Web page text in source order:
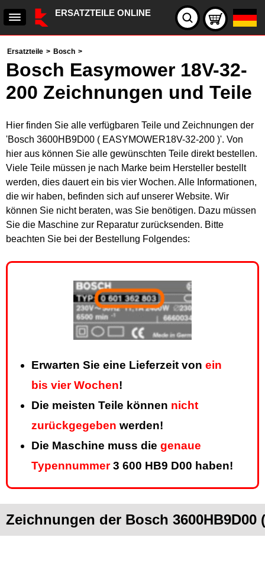
ERSATZTEILE ONLINE
Ersatzteile > Bosch >
Bosch Easymower 18V-32-
200 Zeichnungen und Teile
Hier finden Sie alle verfügbaren Teile und Zeichnungen der
'Bosch 3600HB9D00 ( EASYMOWER18V-32-200 )'. Von
hier aus können Sie alle gewünschten Teile direkt bestellen.
Viele Teile müssen je nach Marke beim Hersteller bestellt
werden, dies dauert ein bis vier Wochen. Alle Informationen,
die wir haben, befinden sich auf unserer Website. Wir
können Sie nicht beraten, was Sie benötigen. Dazu müssen
Sie die Maschine zur Reparatur zurücksenden. Bitte
beachten Sie bei der Bestellung Folgendes:
Erwarten Sie eine Lieferzeit von ein
bis vier Wochen!
Die meisten Teile können nicht
zurückgegeben werden!
Die Maschine muss die genaue
Typennummer3 600 HB9 D00 haben!
Zeichnungen der Bosch 3600HB9D00